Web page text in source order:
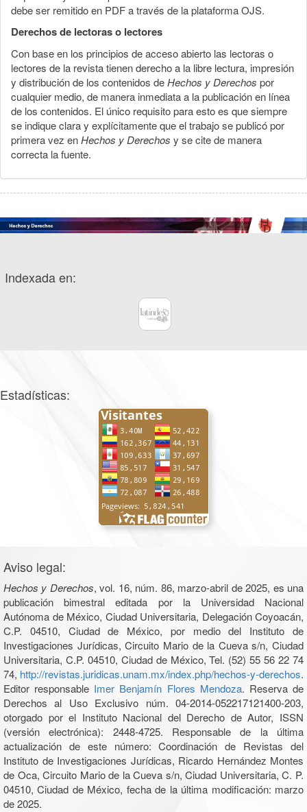
debe ser remitido en PDF a través de la plataforma OJS.
Derechos de lectoras o lectores
Con base en los principios de acceso abierto las lectoras o
lectores de la revista tienen derecho a la libre lectura, impresión
y distribución de los contenidos deHechos y Derechos por
cualquier medio, de manera inmediata a la publicación en línea
de los contenidos. El único requisito para esto es que siempre
se indique clara y explícitamente que el trabajo se publicó por
primera vez enHechos y Derechos y se cite de manera
correcta la fuente.
Indexada en:
Estadísticas:
Aviso legal:
Hechos y Derechos, vol. 16, núm. 86, marzo-abril de 2025, es una
publicación bimestral editada por la Universidad Nacional
Autónoma de México, Ciudad Universitaria, Delegación Coyoacán,
C.P. 04510, Ciudad de México, por medio del Instituto de
Investigaciones Jurídicas, Circuito Mario de la Cueva s/n, Ciudad
Universitaria, C.P. 04510, Ciudad de México, Tel. (52) 55 56 22 74
74, http://revistas.juridicas.unam.mx/index.php/hechos-y-derechos.
Editor responsable Imer Benjamín Flores Mendoza. Reserva de
Derechos al Uso Exclusivo núm. 04-2014-052217121400-203,
otorgado por el Instituto Nacional del Derecho de Autor, ISSN
(versión electrónica): 2448-4725. Responsable de la última
actualización de este número: Coordinación de Revistas del
Instituto de Investigaciones Jurídicas, Ricardo Hernández Montes
de Oca, Circuito Mario de la Cueva s/n, Ciudad Universitaria, C. P.
04510, Ciudad de México, fecha de la última modificación: marzo
de 2025.